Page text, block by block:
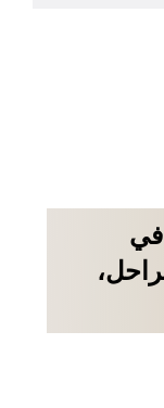
تجميل بـ3 مراحل،